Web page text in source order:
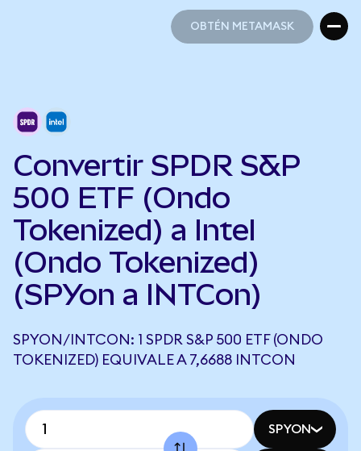
OBTÉN METAMASK
Convertir SPDR S&P
500 ETF (Ondo
Tokenized) a Intel
(Ondo Tokenized)
(SPYon a INTCon)
SPYON/INTCON: 1 SPDR S&P 500 ETF (ONDO
TOKENIZED) EQUIVALE A 7,6688 INTCON
SPYON